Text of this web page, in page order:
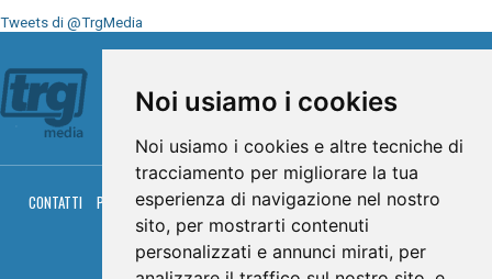
Noi usiamo i cookies
Noi usiamo i cookies e altre tecniche di
tracciamento per migliorare la tua
esperienza di navigazione nel nostro
sito, per mostrarti contenuti
personalizzati e annunci mirati, per
Tweets di @TrgMedia
CONTATTI PRIVACY COOKIES PALINSESTO DIRETTA TV
DIRETTA RADIO
RGM HITRADIO
© TRG Media 2005-2026